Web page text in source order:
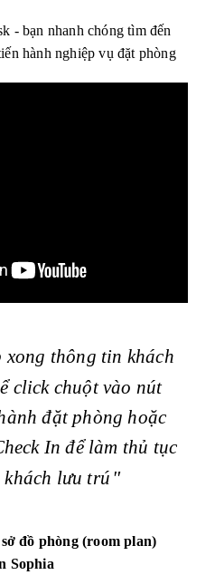
- bạn nhanh chóng tìm đến
hành nghiệp vụ đặt phòng
xong thông tin khách
click chuột vào nút
đặt phòng hoặc
In để làm thủ tục
khách lưu trú
đồ phòng (room plan)
Sophia